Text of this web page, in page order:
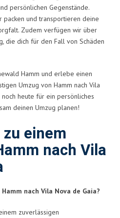
persönlichen Gegenstände.
und transportieren deine
Zudem verfügen wir über
die dich für den Fall von Schäden
Hamm und erlebe einen
Umzug von Hamm nach Vila
noch heute für ein persönliches
deinen Umzug planen!
einem
nach Vila
nach Vila Nova de Gaia?
zuverlässigen